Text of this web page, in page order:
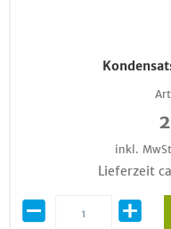
inkl.
Lieferzeit